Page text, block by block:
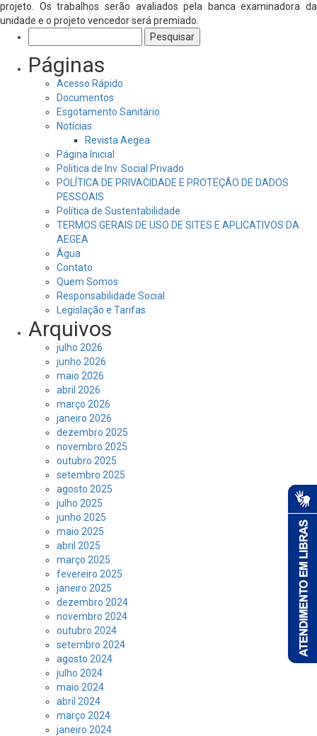
projeto. Os trabalhos serão avaliados pela banca examinadora da
unidade e o projeto vencedor será premiado.
por:
Páginas
Acesso Rápido
Documentos
Esgotamento Sanitário
Notícias
Revista Aegea
Página Inicial
Politica de Inv. Social Privado
POLÍTICA DE PRIVACIDADE E PROTEÇÃO DE DADOS
PESSOAIS
Política de Sustentabilidade
TERMOS GERAIS DE USO DE SITES E APLICATIVOS DA
AEGEA
Água
Contato
Quem Somos
Responsabilidade Social
Legislação e Tarifas
Arquivos
julho 2026
junho 2026
maio 2026
abril 2026
março 2026
janeiro 2026
dezembro 2025
novembro 2025
outubro 2025
setembro 2025
agosto 2025
julho 2025
junho 2025
maio 2025
abril 2025
março 2025
fevereiro 2025
janeiro 2025
dezembro 2024
novembro 2024
outubro 2024
setembro 2024
agosto 2024
julho 2024
maio 2024
abril 2024
março 2024
janeiro 2024